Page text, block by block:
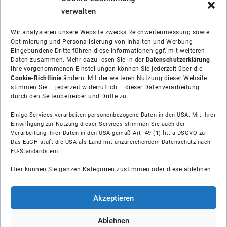
verwalten
Wir analysieren unsere Website zwecks Reichweitenmessung sowie
Optimierung und Personalisierung von Inhalten und Werbung.
Eingebundene Dritte führen diese Informationen ggf. mit weiteren
Daten zusammen. Mehr dazu lesen Sie in der Datenschutzerklärung.
Ihre vorgenommenen Einstellungen können Sie jederzeit über die
Cookie-Richtlinieändern. Mit der weiteren Nutzung dieser Website
stimmen Sie – jederzeit widerruflich – dieser Datenverarbeitung
durch den Seitenbetreiber und Dritte zu.
Einige Services verarbeiten personenbezogene Daten in den USA. Mit Ihrer
Einwilligung zur Nutzung dieser Services stimmen Sie auch der
Verarbeitung Ihrer Daten in den USA gemäß Art. 49 (1) lit. a DSGVO zu.
Das EuGH stuft die USA als Land mit unzureichendem Datenschutz nach
EU-Standards ein.
Hier können Sie ganzen Kategorien zustimmen oder diese ablehnen.
Akzeptieren
Ablehnen
Über uns
Soziale Medien